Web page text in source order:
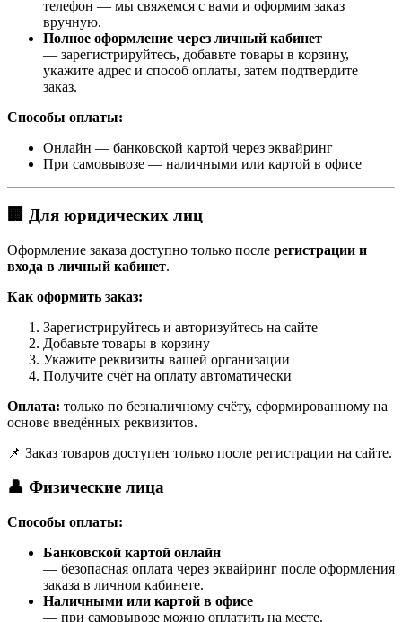
телефон — мы свяжемся с вами и оформим заказ
вручную.
Полное оформление через личный кабинет
— зарегистрируйтесь, добавьте товары в корзину,
укажите адрес и способ оплаты, затем подтвердите
заказ.
Способы оплаты:
Онлайн — банковской картой через эквайринг
При самовывозе — наличными или картой в офисе
🏢 Для юридических лиц
Оформление заказа доступно только после регистрации и
входа в личный кабинет.
Как оформить заказ:
Зарегистрируйтесь и авторизуйтесь на сайте
Добавьте товары в корзину
Укажите реквизиты вашей организации
Получите счёт на оплату автоматически
Оплата: только по безналичному счёту, сформированному на
основе введённых реквизитов.
📌 Заказ товаров доступен только после регистрации на сайте.
👤 Физические лица
Способы оплаты:
Банковской картой онлайн
— безопасная оплата через эквайринг после оформления
заказа в личном кабинете.
Наличными или картой в офисе
— при самовывозе можно оплатить на месте.